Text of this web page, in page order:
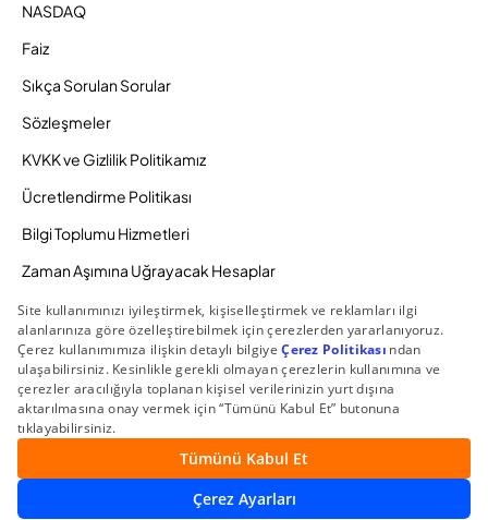
NASDAQ
Faiz
Sıkça Sorulan Sorular
Sözleşmeler
KVKK ve Gizlilik Politikamız
Ücretlendirme Politikası
Bilgi Toplumu Hizmetleri
Zaman Aşımına Uğrayacak Hesaplar
Duyurular ve Kampanyalar
© 2026 Gedik Yatırım Menkul Değerler AŞ. Tüm Hakları